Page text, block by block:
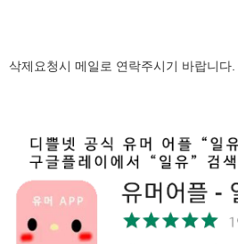
삭제요청시 메일로 연락주시기 바랍니다.